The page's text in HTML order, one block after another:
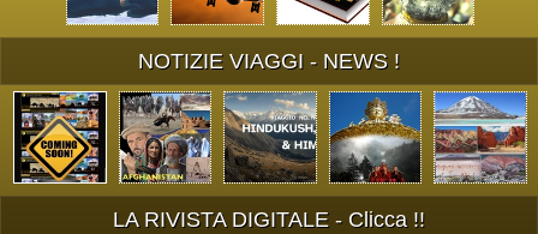
NOTIZIE VIAGGI - NEWS !
LA RIVISTA DIGITALE - Clicca !!